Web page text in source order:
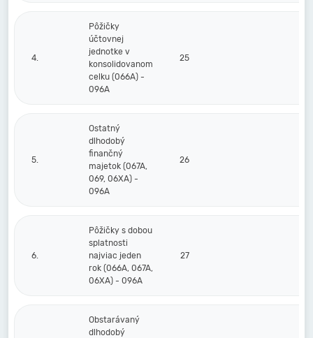
4.
Pôžičky
účtovnej
jednotke v
konsolidovanom
celku (066A) -
096A
25
5.
Ostatný
dlhodobý
finančný
majetok (067A,
069, 06XA) -
096A
26
6.
Pôžičky s dobou
splatnosti
najviac jeden
rok (066A, 067A,
06XA) - 096A
27
Obstarávaný
dlhodobý